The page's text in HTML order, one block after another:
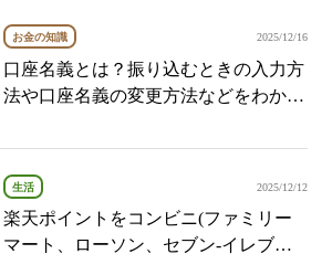
お金の知識 2025/12/16
口座名義とは？振り込むときの入力方
法や口座名義の変更方法などをわかり
生活 2025/12/12
楽天ポイントをコンビニ(ファミリー
マート、ローソン、セブン‐イレブン)